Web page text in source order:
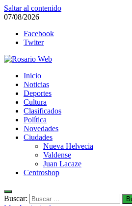
Saltar al contenido
07/08/2026
Facebook
Twiter
Rosario Web
Todas la noticias de Rosario y la zona
Inicio
Noticias
Deportes
Cultura
Clasificados
Política
Novedades
Ciudades
Nueva Helvecia
Valdense
Juan Lacaze
Centroshop
Buscar: